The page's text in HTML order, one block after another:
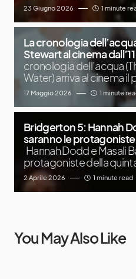
23 Giugno 2026 1 minute
La cronologia
Stewart al cinema
cronologia dell’acqua
Water) arriva al cinema il
17 Maggio 2026 1 minute
Bridgerton 5: Hannah
saranno le
Hannah Dodd e Masali
protagoniste della
2 Aprile 2026 1 minute read
You May Also Like